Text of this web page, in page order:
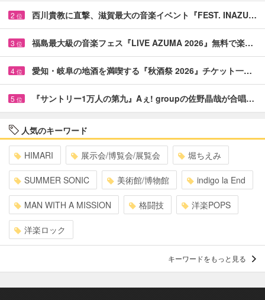
2 位 西川貴教に直撃、滋賀最大の音楽イベント『FEST. INAZU…
3 位 福島最大級の音楽フェス『LIVE AZUMA 2026』無料で楽…
4 位 愛知・岐阜の地酒を満喫する『秋酒祭 2026』チケット一…
5 位 『サントリー1万人の第九』Aぇ! groupの佐野晶哉が合唱…
人気のキーワード
HIMARI 展示会/博覧会/展覧会 堀ちえみ
SUMMER SONIC 美術館/博物館 indigo la End
MAN WITH A MISSION 格闘技 洋楽POPS
洋楽ロック
キーワードをもっと見る